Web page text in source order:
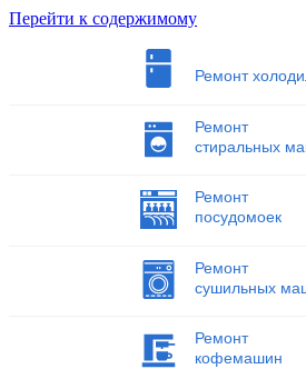
Перейти к содержимому
Ремонт
Ремонт
стиральных
Ремонт
посудомоек
Ремонт
сушильных
Ремонт
кофемашин